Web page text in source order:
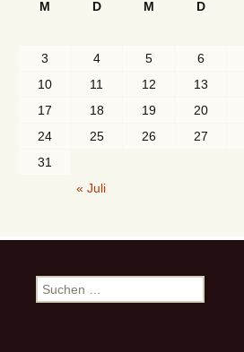
M
D M D
3
4 5 6
10
11 12 13
17
18 19 20
24
25 26 27
31
« Juli
S
u